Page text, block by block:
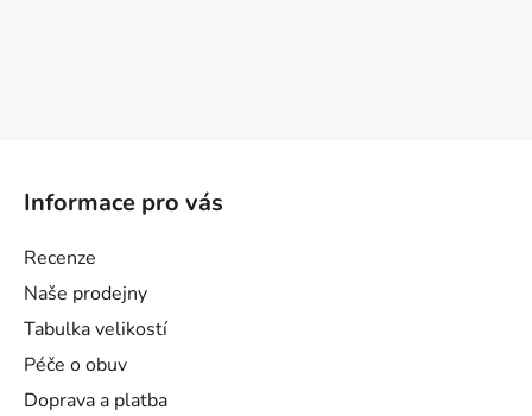
Informace pro vás
Recenze
Naše prodejny
Tabulka velikostí
Péče o obuv
Doprava a platba